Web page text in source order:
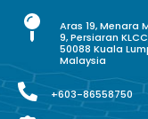
Aras 19, Menara
9, Persiaran
50088 Kuala
Malaysia
+603-86558750